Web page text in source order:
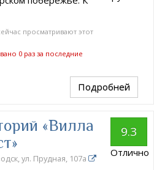
просматривают этот
0 раз за последние
Подробней
«Вилла
ул. Прудная, 107а
9.3
Отлично